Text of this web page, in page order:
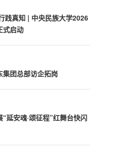
践真知 | 中央民族大学2026
式启动
团总部访企拓岗
延安魂·颂征程”红舞台快闪